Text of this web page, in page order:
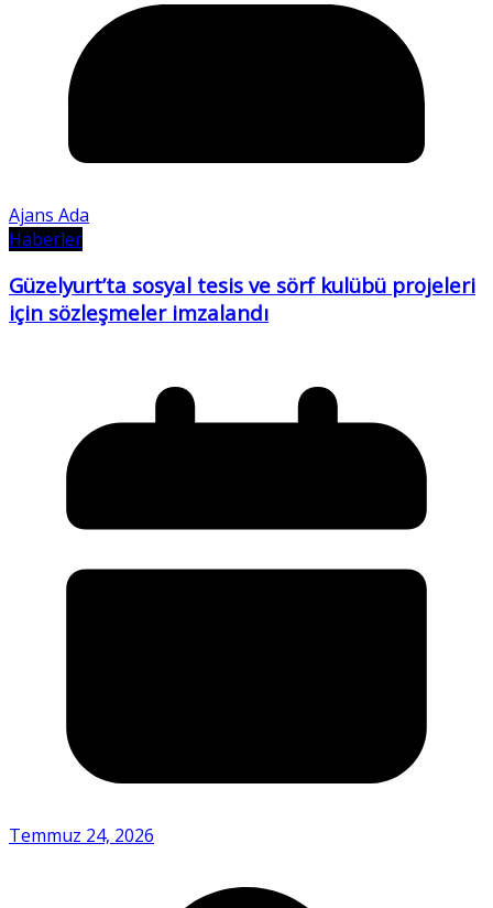
Ajans Ada
Haberler
Güzelyurt’ta sosyal tesis ve sörf kulübü projeleri
için sözleşmeler imzalandı
Temmuz 24, 2026